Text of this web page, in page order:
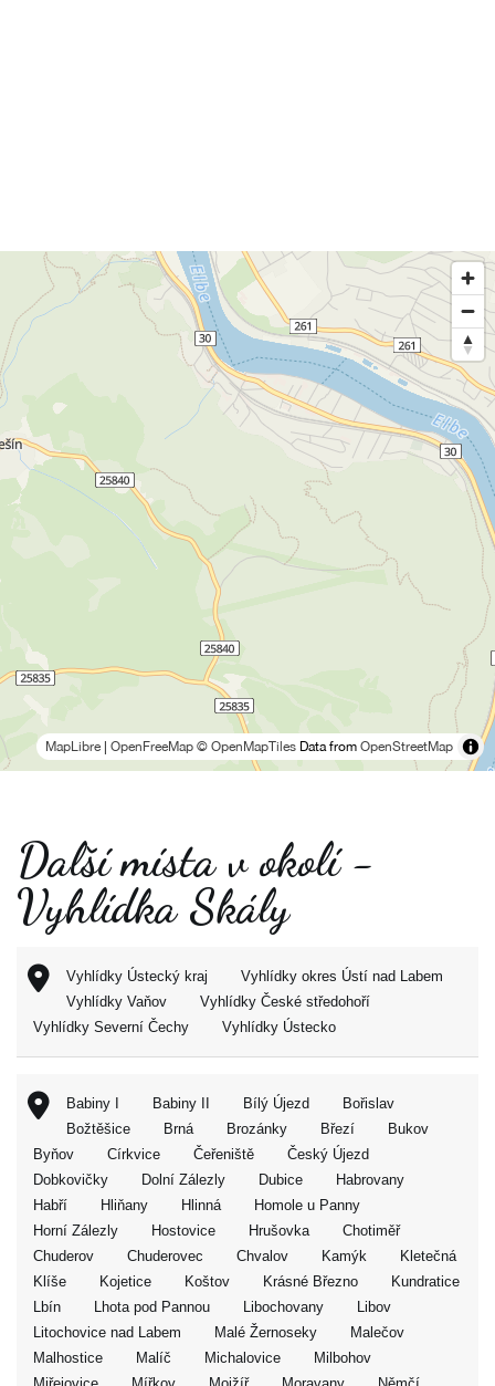
MapLibre OpenFreeMap © OpenMapTiles Data from OpenStreetMap
Další místa v okolí -
Vyhlídka Skály
Vyhlídky Ústecký kraj
Vyhlídky okres Ústí nad Labem
Vyhlídky Vaňov
Vyhlídky České středohoří
Vyhlídky Severní Čechy
Vyhlídky Ústecko
Babiny I Babiny II Bílý Újezd
Bořislav
Božtěšice
Brná Brozánky Březí
Bukov
Byňov
Církvice Čeřeniště
Český Újezd
Dobkovičky
Dolní Zálezly Dubice
Habrovany
Habří
Hliňany Hlinná
Homole u Panny
Horní Zálezly
Hostovice Hrušovka
Chotiměř
Chuderov
Chuderovec Chvalov Kamýk
Kletečná
Klíše
Kojetice Koštov Krásné Březno
Kundratice
Lbín
Lhota pod Pannou Libochovany
Libov
Litochovice nad Labem
Malé Žernoseky
Malečov
Malhostice
Malíč Michalovice
Milbohov